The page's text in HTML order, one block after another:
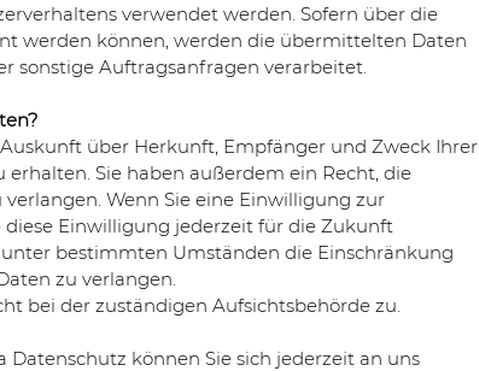
verwendet werden. Sofern über die
werden können, werden die übermittelten Daten
sonstige Auftragsanfragen verarbeitet.
über Herkunft, Empfänger und Zweck Ihrer
Sie haben außerdem ein Recht, die
Wenn Sie eine Einwilligung zur
Einwilligung jederzeit für die Zukunft
bestimmten Umständen die Einschränkung
zu verlangen.
bei der zuständigen Aufsichtsbehörde zu.
können Sie sich jederzeit an uns